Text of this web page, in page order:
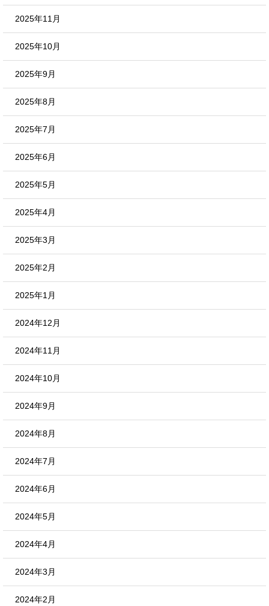
2025年11月
2025年10月
2025年9月
2025年8月
2025年7月
2025年6月
2025年5月
2025年4月
2025年3月
2025年2月
2025年1月
2024年12月
2024年11月
2024年10月
2024年9月
2024年8月
2024年7月
2024年6月
2024年5月
2024年4月
2024年3月
2024年2月